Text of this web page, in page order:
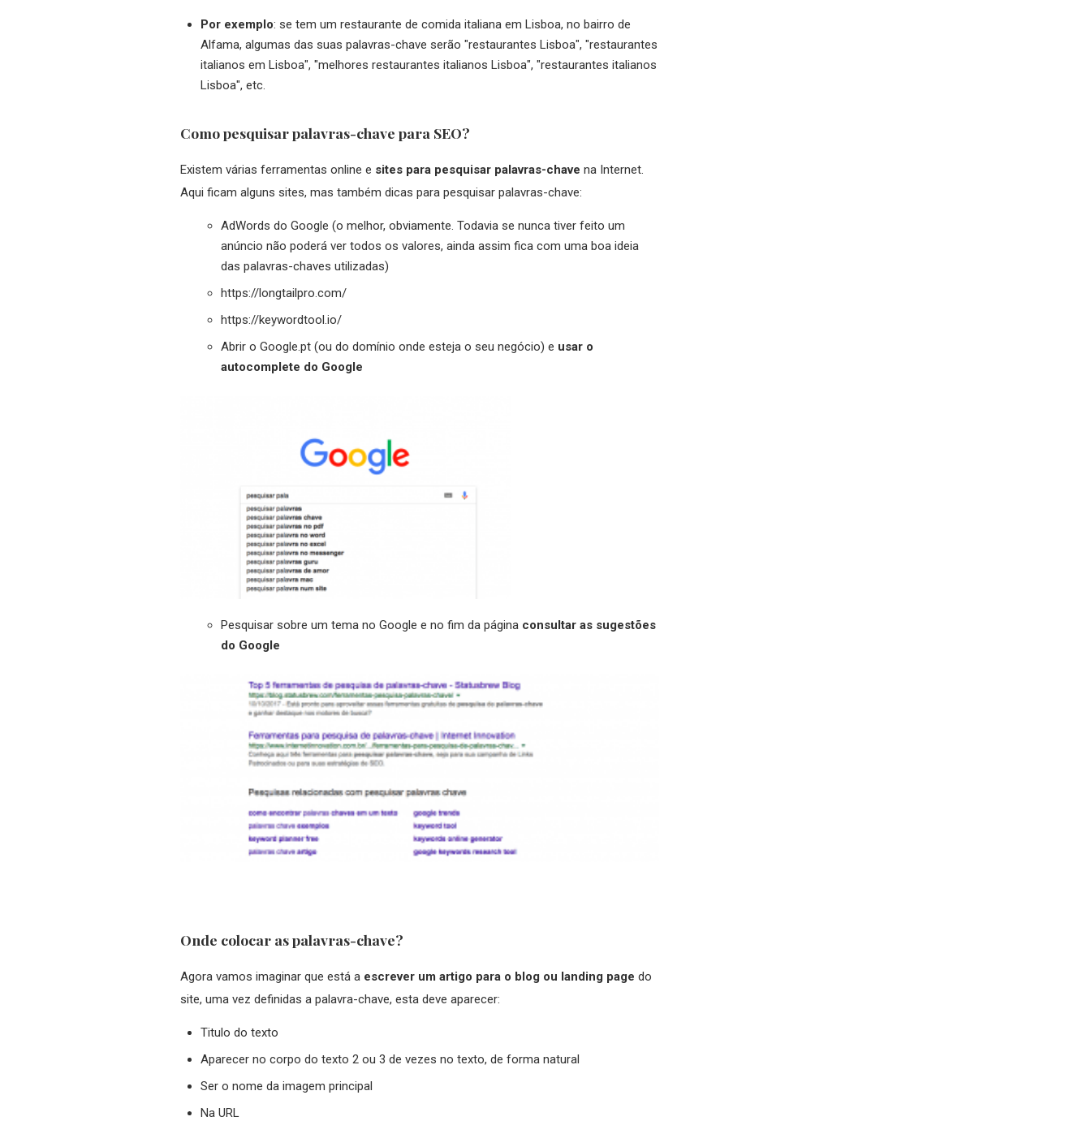
Por exemplo: se tem um restaurante de comida italiana em Lisboa, no bairro de
Alfama, algumas das suas palavras-chave serão "restaurantes Lisboa", "restaurantes
italianos em Lisboa", "melhores restaurantes italianos Lisboa", "restaurantes italianos
Lisboa", etc.
Como pesquisar palavras-chave para SEO?
Existem várias ferramentas online e sites para pesquisar palavras-chave na Internet.
Aqui ficam alguns sites, mas também dicas para pesquisar palavras-chave:
AdWords do Google (o melhor, obviamente. Todavia se nunca tiver feito um
anúncio não poderá ver todos os valores, ainda assim fica com uma boa ideia
das palavras-chaves utilizadas)
https://longtailpro.com/
https://keywordtool.io/
Abrir o Google.pt (ou do domínio onde esteja o seu negócio) e usar o
autocomplete do Google
Pesquisar sobre um tema no Google e no fim da página consultar as sugestões
do Google
Onde colocar as palavras-chave?
Agora vamos imaginar que está a escrever um artigo para o blog ou landing page do
site, uma vez definidas a palavra-chave, esta deve aparecer:
Titulo do texto
Aparecer no corpo do texto 2 ou 3 de vezes no texto, de forma natural
Ser o nome da imagem principal
Na URL